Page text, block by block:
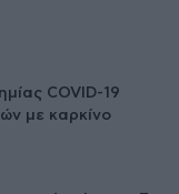
COVID-19
με καρκίνο